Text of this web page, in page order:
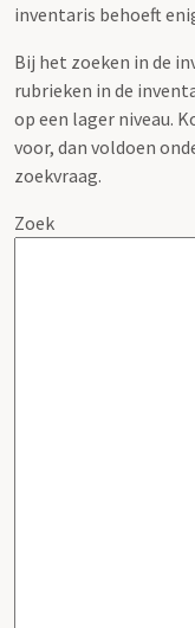
inventaris behoeft
Bij het zoeken in de
rubrieken in de
op een lager niveau.
voor, dan voldoen
zoekvraag.
Zoek